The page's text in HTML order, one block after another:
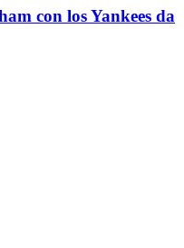
con los Yankees da